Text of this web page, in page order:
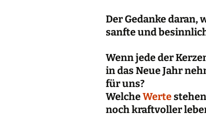
Der Gedanke daran,
sanfte und
Wenn jede der
in das Neue Jahr
für uns?
WelcheWerte
noch kraftvoller